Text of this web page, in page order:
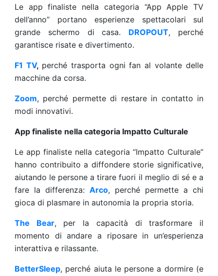
Le app finaliste nella categoria “App Apple TV
dell’anno” portano esperienze spettacolari sul
grande schermo di casa. DROPOUT, perché
garantisce risate e divertimento.
F1 TV, perché trasporta ogni fan al volante delle
macchine da corsa.
Zoom, perché permette di restare in contatto in
modi innovativi.
App finaliste nella categoria Impatto Culturale
Le app finaliste nella categoria “Impatto Culturale”
hanno contribuito a diffondere storie significative,
aiutando le persone a tirare fuori il meglio di sé e a
fare la differenza: Arco, perché permette a chi
gioca di plasmare in autonomia la propria storia.
The Bear, per la capacità di trasformare il
momento di andare a riposare in un’esperienza
interattiva e rilassante.
BetterSleep, perché aiuta le persone a dormire (e